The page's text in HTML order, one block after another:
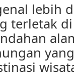
lebih
terletak